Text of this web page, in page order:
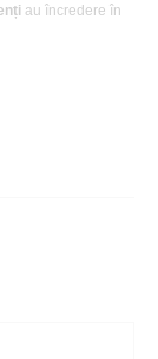
au încredere în